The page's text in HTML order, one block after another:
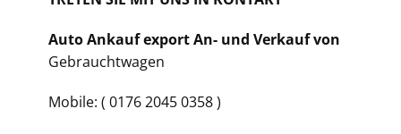
Auto Ankauf export An- und Verkauf von
Gebrauchtwagen
Mobile: ( 0176 2045 0358 )